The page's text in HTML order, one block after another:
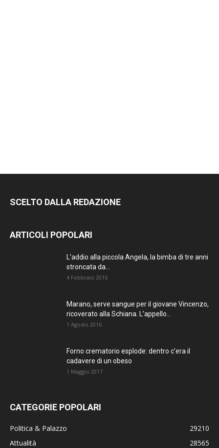
SCELTO DALLA REDAZIONE
ARTICOLI POPOLARI
L’addio alla piccola Angela, la bimba di tre anni
stroncata da...
4 Febbraio 2016
Marano, serve sangue per il giovane Vincenzo,
ricoverato alla Schiana. L’appello...
1 Agosto 2016
Forno crematorio esplode: dentro c’era il
cadavere di un obeso
1 Maggio 2017
CATEGORIE POPOLARI
Politica & Palazzo
29210
Attualità
28565